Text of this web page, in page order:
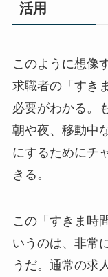
活用
このように想像
求職者の「すき
必要がわかる。
朝や夜、移動中
にするためにチ
きる。
この「すきま時
いうのは、非常
うだ。通常の求